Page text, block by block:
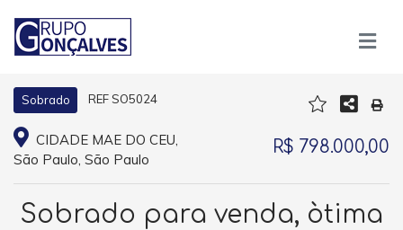
Sobrado REF SO5024
CIDADE MAE DO CEU,
São Paulo, São Paulo
R$ 798.000,00
Sobrado para venda, òtima